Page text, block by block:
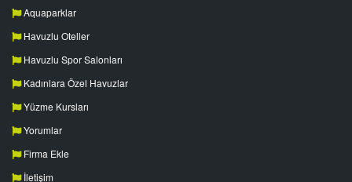
Aquaparklar
Havuzlu Oteller
Havuzlu Spor Salonları
Kadınlara Özel Havuzlar
Yüzme Kursları
Yorumlar
Firma Ekle
İletişim